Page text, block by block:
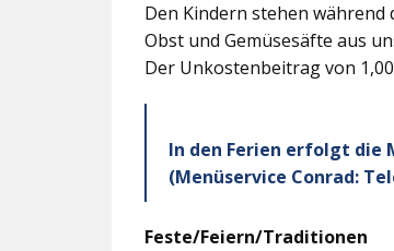
Den Kindern stehen
Obst und Gemüsesäfte aus
Der Unkostenbeitrag von
In den Ferien erfolgt die
(Menüservice Conrad:
Feste/Feiern/Traditionen